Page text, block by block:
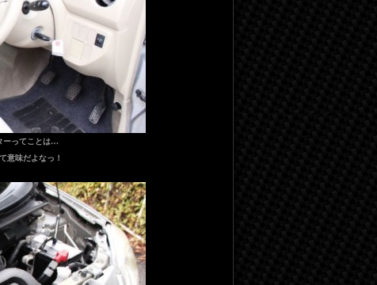
ーってことは…
意味だよなっ！